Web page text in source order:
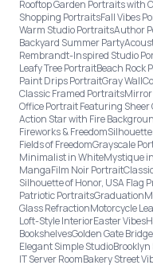
Rooftop Garden Portraits with
Shopping PortraitsFall Vibes
Warm Studio PortraitsAuthor
Backyard Summer Party
Rembrandt-Inspired Studio
Leafy Tree PortraitBeach Rock
Paint Drips PortraitGray Wall
Classic Framed Portraits
Office Portrait Featuring
Action Star with Fire
Fireworks & Freedom
Fields of FreedomGrayscale
Minimalist in WhiteMystique
MangaFilm Noir Portrait
Silhouette of Honor, USA Flag
Patriotic PortraitsGraduation
Glass RefractionMotorcycle
Loft-Style InteriorEaster Vibes
BookshelvesGolden Gate
Elegant Simple Studio
IT Server RoomBakery Street